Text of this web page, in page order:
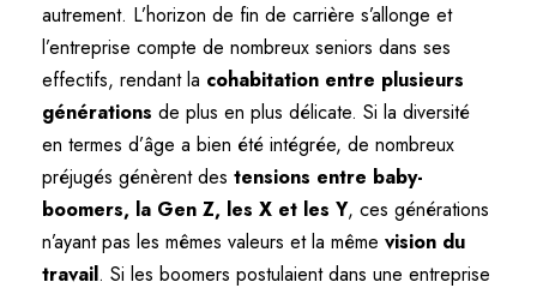
autrement. L’horizon de fin de carrière s’allonge et
l’entreprise compte de nombreux seniors dans ses
effectifs, rendant la cohabitation entre plusieurs
générations de plus en plus délicate. Si la diversité
en termes d’âge a bien été intégrée, de nombreux
préjugés génèrent des tensions entre baby-
boomers, la Gen Z, les X et les Y, ces générations
n’ayant pas les mêmes valeurs et la même vision du
travail. Si les boomers postulaient dans une entreprise